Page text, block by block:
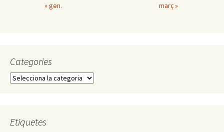
« gen. març »
Categories
C
g
Etiquetes